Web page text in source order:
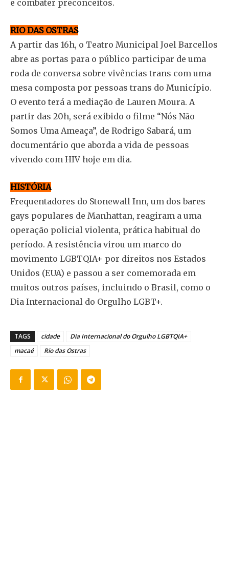
e combater preconceitos.
RIO DAS OSTRAS
A partir das 16h, o Teatro Municipal Joel Barcellos
abre as portas para o público participar de uma
roda de conversa sobre vivências trans com uma
mesa composta por pessoas trans do Município.
O evento terá a mediação de Lauren Moura. A
partir das 20h, será exibido o filme “Nós Não
Somos Uma Ameaça”, de Rodrigo Sabará, um
documentário que aborda a vida de pessoas
vivendo com HIV hoje em dia.
HISTÓRIA
Frequentadores do Stonewall Inn, um dos bares
gays populares de Manhattan, reagiram a uma
operação policial violenta, prática habitual do
período. A resistência virou um marco do
movimento LGBTQIA+ por direitos nos Estados
Unidos (EUA) e passou a ser comemorada em
muitos outros países, incluindo o Brasil, como o
Dia Internacional do Orgulho LGBT+.
TAGS cidade
Dia Internacional do Orgulho LGBTQIA+
macaé
Rio das Ostras